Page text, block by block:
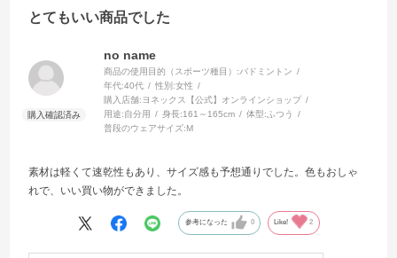
とてもいい商品でした
no name
商品の使用目的（スポーツ種目）:バドミントン
年代:40代 性別:女性
購入店舗: ヨネックス【公式】オンラインショップ
用途:自分用 身長:161～165cm 体型: ふつう
普段のウェアサイズ:M
素材は軽くて速乾性もあり、サイズ感も予想通りでした。色もおしゃ
れで、いい買い物ができました。
参考になった 0 Like! 2